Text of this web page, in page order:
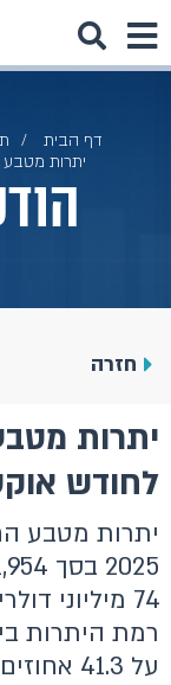
דף הבית
יתרות מטבע
חזרה
יתרות
לחודש
יתרות מטבע
74 מיליוני
רמת היתרות
על 41.3 אחוזים